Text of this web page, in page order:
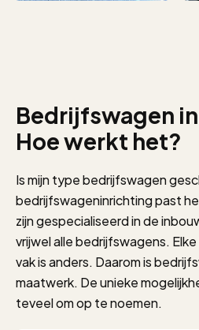
Bedrijfswagen
Hoe werkt het?
Is mijn type bedrijfswagen
bedrijfswageninrichting past
zijn gespecialiseerd in de
vrijwel alle bedrijfswagens.
vak is anders. Daarom is
maatwerk. De unieke
teveel om op te noemen.